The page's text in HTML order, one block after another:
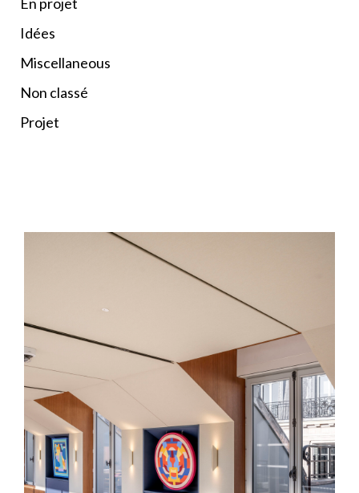
Idées
Miscellaneous
Non classé
Projet